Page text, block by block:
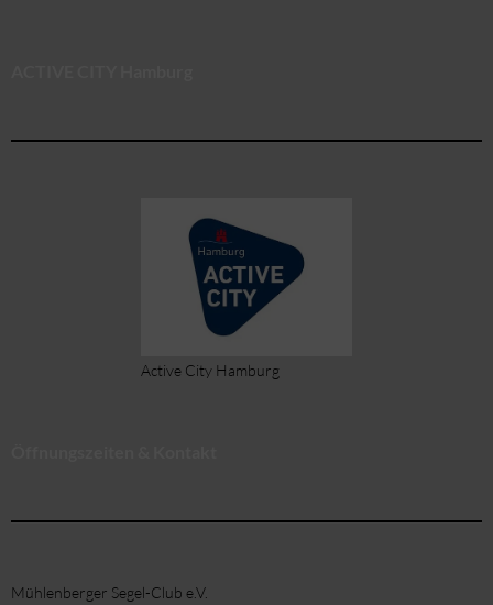
Active City Hamburg
Mühlenberger Segel-Club e.V.